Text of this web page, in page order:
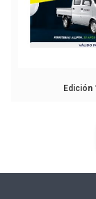
Edición